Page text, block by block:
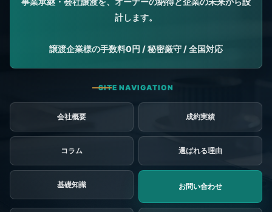
会社概要 成約実績
コラム 選ばれる理由
基礎知識 お問い合わせ